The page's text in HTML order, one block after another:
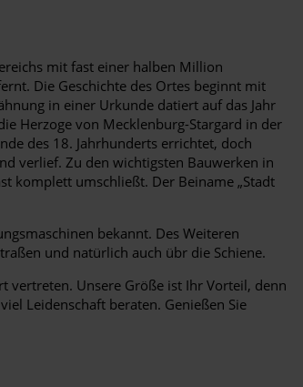
mit fast einer halben Million
Die Geschichte des Ortes beginnt mit
in einer Urkunde datiert auf das Jahr
Herzoge von Mecklenburg-Stargard in der
des 18. Jahrhunderts errichtet, doch
verlief. Zu den wichtigsten Bauwerken in
komplett umschließt. Der Beiname „Stadt
bekannt. Des Weiteren
und natürlich auch übr die Schiene.
vertreten. Unsere Größe ist Ihr Vorteil, denn
Leidenschaft beraten. Genießen Sie